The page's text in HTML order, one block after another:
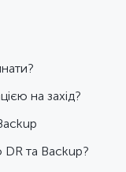
на захід?
та Backup?